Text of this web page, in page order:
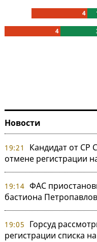
4
4
Новости
19:21
Кандидат от СР
отмене регистрации
19:14 ФАС
бастиона
19:05
Горсуд
регистрации списка